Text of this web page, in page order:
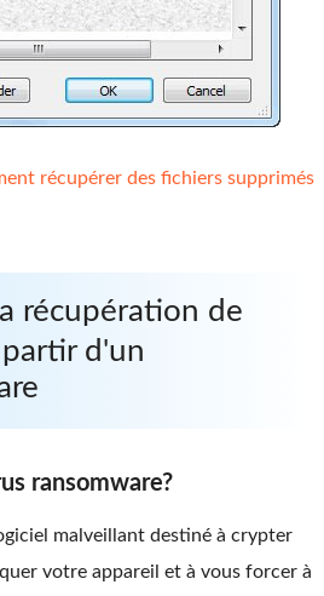
récupérer des fichiers supprimés
récupération de
d'un
ransomware?
malveillant destiné à crypter
votre appareil et à vous forcer à